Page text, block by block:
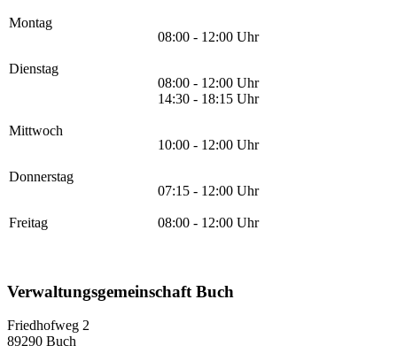
Montag
08:00 - 12:00 Uhr
Dienstag
08:00 - 12:00 Uhr
14:30 - 18:15 Uhr
Mittwoch
10:00 - 12:00 Uhr
Donnerstag
07:15 - 12:00 Uhr
Freitag 08:00 - 12:00 Uhr
Verwaltungsgemeinschaft Buch
Friedhofweg 2
89290 Buch